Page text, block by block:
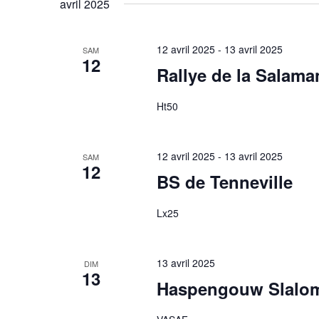
date.
avril 2025
SAM
12
12 avril 2025- 13 avril 2025
Rallye de la
Ht50
SAM
12
12 avril 2025- 13 avril 2025
BS de Tenneville
Lx25
DIM
13
13 avril 2025
Haspengouw